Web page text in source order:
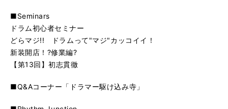
■Seminars
ドラム初心者セミナー
どらマジ!! ドラムって"マジ"カッコイイ！
新装開店！?修業編?
【第13回】初志貫徹
■Q&Aコーナー「ドラマー駆け込み寺」